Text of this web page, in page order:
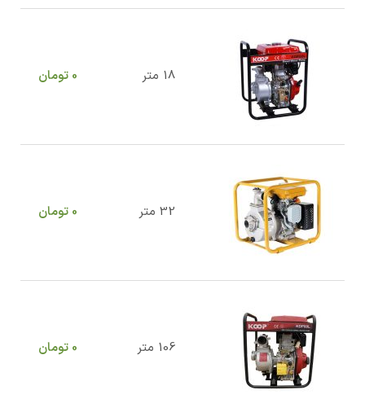
18 متر 0 تومان
32 متر 0 تومان
106 متر 0 تومان